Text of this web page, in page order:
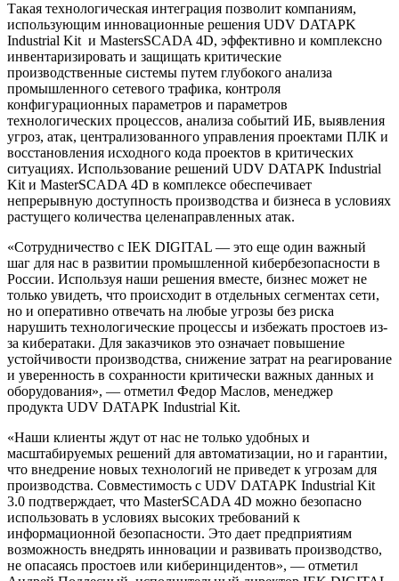
Такая технологическая интеграция позволит компаниям,
использующим инновационные решения UDV DATAPK
Industrial Kit и MastersSCADA 4D, эффективно и комплексно
инвентаризировать и защищать критические
производственные системы путем глубокого анализа
промышленного сетевого трафика, контроля
конфигурационных параметров и параметров
технологических процессов, анализа событий ИБ, выявления
угроз, атак, централизованного управления проектами ПЛК и
восстановления исходного кода проектов в критических
ситуациях. Использование решений UDV DATAPK Industrial
Kit и MasterSCADA 4D в комплексе обеспечивает
непрерывную доступность производства и бизнеса в условиях
растущего количества целенаправленных атак.
«Сотрудничество с IEK DIGITAL — это еще один важный
шаг для нас в развитии промышленной кибербезопасности в
России. Используя наши решения вместе, бизнес может не
только увидеть, что происходит в отдельных сегментах сети,
но и оперативно отвечать на любые угрозы без риска
нарушить технологические процессы и избежать простоев из-
за кибератаки. Для заказчиков это означает повышение
устойчивости производства, снижение затрат на реагирование
и уверенность в сохранности критически важных данных и
оборудования», — отметил Федор Маслов, менеджер
продукта UDV DATAPK Industrial Kit.
«Наши клиенты ждут от нас не только удобных и
масштабируемых решений для автоматизации, но и гарантии,
что внедрение новых технологий не приведет к угрозам для
производства. Совместимость с UDV DATAPK Industrial Kit
3.0 подтверждает, что MasterSCADA 4D можно безопасно
использовать в условиях высоких требований к
информационной безопасности. Это дает предприятиям
возможность внедрять инновации и развивать производство,
не опасаясь простоев или киберинцидентов», — отметил